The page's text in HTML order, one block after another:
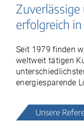
erfolgreich
Seit 1979 finden
weltweit tätigen
energiesparende
Unsere